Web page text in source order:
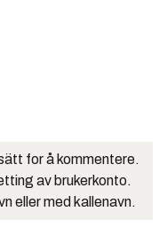
for å kommentere.
av brukerkonto.
eller med kallenavn.